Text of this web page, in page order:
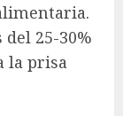
25-30%
la prisa